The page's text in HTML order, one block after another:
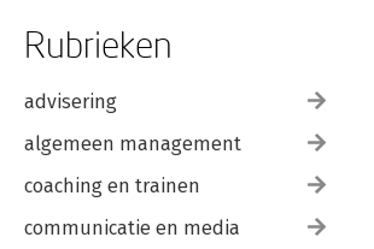
Rubrieken
advisering
algemeen management
coaching en trainen
communicatie en media